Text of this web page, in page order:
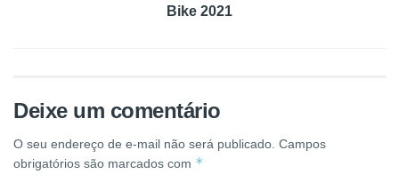
Bike 2021
Deixe um comentário
O seu endereço de e-mail não será publicado. Campos
obrigatórios são marcados com *